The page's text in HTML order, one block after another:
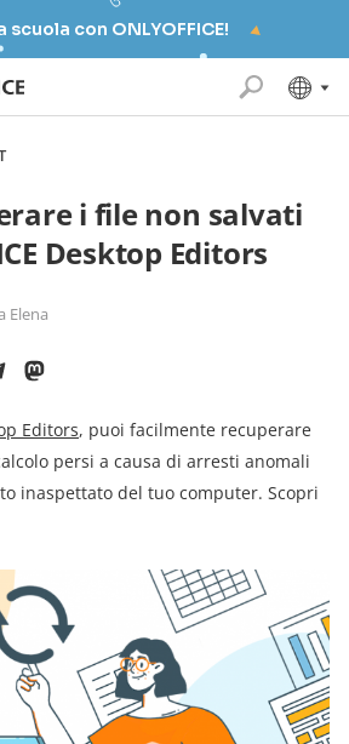
scuola con ONLYOFFICE!
i file non salvati
Desktop Editors
Elena
Editors, puoi facilmente recuperare
persi a causa di arresti anomali
inaspettato del tuo computer. Scopri